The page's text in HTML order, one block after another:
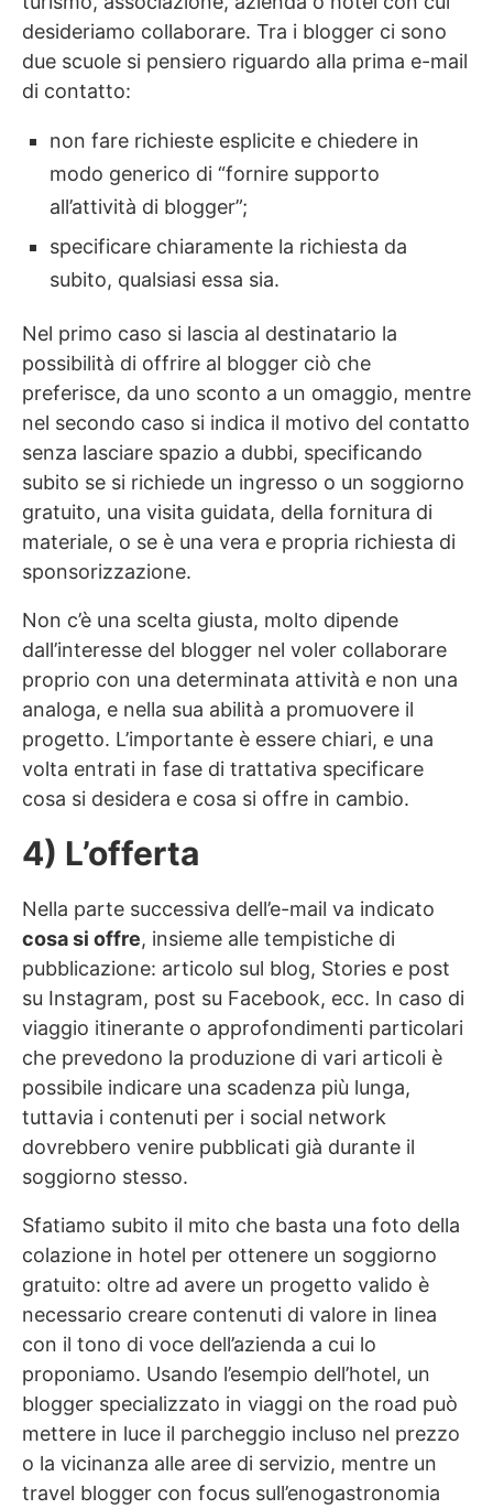
desideriamo collaborare. Tra i blogger ci sono
due scuole si pensiero riguardo alla prima e-mail
di contatto:
non fare richieste esplicite e chiedere in
modo generico di “fornire supporto
all’attività di blogger”;
specificare chiaramente la richiesta da
subito, qualsiasi essa sia.
Nel primo caso si lascia al destinatario la
possibilità di offrire al blogger ciò che
preferisce, da uno sconto a un omaggio, mentre
nel secondo caso si indica il motivo del contatto
senza lasciare spazio a dubbi, specificando
subito se si richiede un ingresso o un soggiorno
gratuito, una visita guidata, della fornitura di
materiale, o se è una vera e propria richiesta di
sponsorizzazione.
Non c’è una scelta giusta, molto dipende
dall’interesse del blogger nel voler collaborare
proprio con una determinata attività e non una
analoga, e nella sua abilità a promuovere il
progetto. L’importante è essere chiari, e una
volta entrati in fase di trattativa specificare
cosa si desidera e cosa si offre in cambio.
4) L’offerta
Nella parte successiva dell’e-mail va indicato
cosa si offre, insieme alle tempistiche di
pubblicazione: articolo sul blog, Stories e post
su Instagram, post su Facebook, ecc. In caso di
viaggio itinerante o approfondimenti particolari
che prevedono la produzione di vari articoli è
possibile indicare una scadenza più lunga,
tuttavia i contenuti per i social network
dovrebbero venire pubblicati già durante il
soggiorno stesso.
Sfatiamo subito il mito che basta una foto della
colazione in hotel per ottenere un soggiorno
gratuito: oltre ad avere un progetto valido è
necessario creare contenuti di valore in linea
con il tono di voce dell’azienda a cui lo
proponiamo. Usando l’esempio dell’hotel, un
blogger specializzato in viaggi on the road può
mettere in luce il parcheggio incluso nel prezzo
o la vicinanza alle aree di servizio, mentre un
travel blogger con focus sull’enogastronomia